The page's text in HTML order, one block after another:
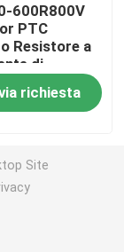
600R800V
PTC
Resistore a
di
positiva
richiesta
Site